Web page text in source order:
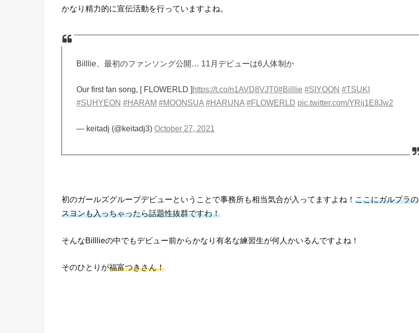
かなり精力的に宣伝活動を行っていますよね。
Billlie、最初のファンソング公開… 11月デビューは6人体制か
Our first fan song, [ FLOWERLD ] https://t.co/n1AVD8VJT0#Billlie #SIYOON #TSUKI
#SUHYEON #HARAM #MOONSUA #HARUNA #FLOWERLD pic.twitter.com/YRij1E8Jw2
— keitadj (@keitadj3)October 27, 2021
初のガールズグループデビューということで事務所も相当気合が入ってますよね！ ここにガルプラの
スヨンも入っちゃったら話題性抜群ですわ！
そんなBilllieの中でもデビュー前からかなり有名な練習生が何人かいるんですよね！
そのひとりが福富つきさん！